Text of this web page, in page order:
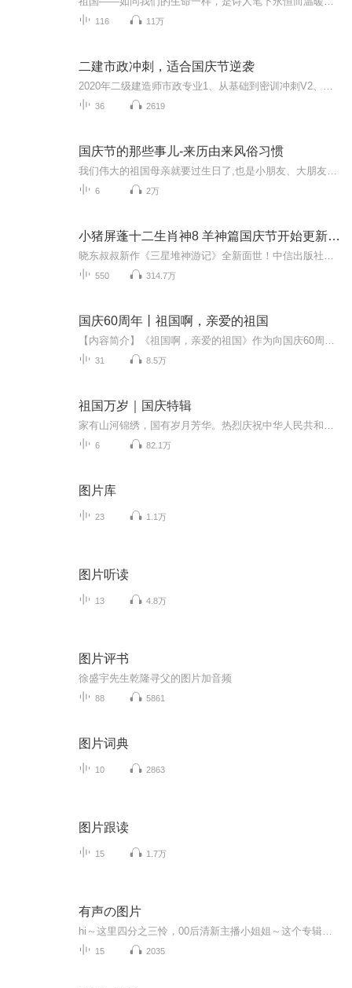
116 11万
二建市政冲刺，适合国庆节逆袭
36 2619
国庆节的那些事儿-来历由来风俗习惯
6 2万
小猪屏蓬十二生肖神8 羊神篇国庆节开始更新啦！
550 314.7万
国庆60周年丨祖国啊，亲爱的祖国
31 8.5万
祖国万岁｜国庆特辑
6 82.1万
图片库
23 1.1万
图片听读
13 4.8万
图片评书
徐盛宇先生乾隆寻父的图片加音频
88 5861
图片词典
10 2863
图片跟读
15 1.7万
有声の图片
15 2035